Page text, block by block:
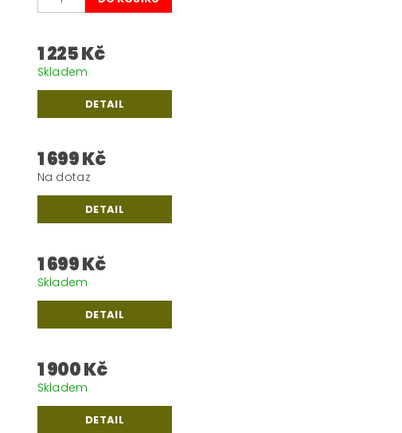
1 225 Kč
Skladem
DETAIL
1 699 Kč
Na dotaz
DETAIL
1 699 Kč
Skladem
DETAIL
1 900 Kč
Skladem
DETAIL